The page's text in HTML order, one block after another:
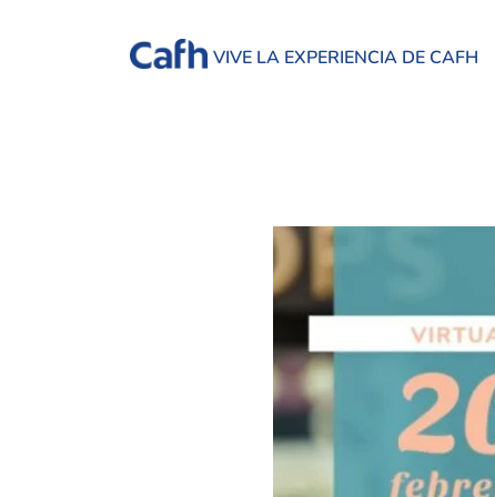
VIVE LA EXPERIENCIA DE CAFH